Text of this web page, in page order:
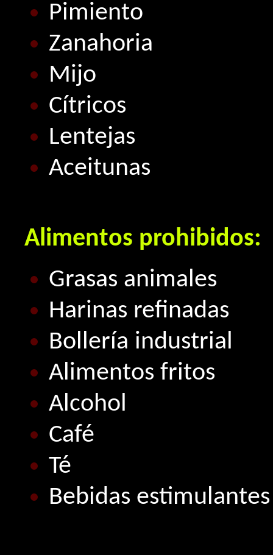
Pimiento
Zanahoria
Mijo
Cítricos
Lentejas
Aceitunas
Alimentos prohibidos:
Grasas animales
Harinas refinadas
Bollería industrial
Alimentos fritos
Alcohol
Café
Té
Bebidas estimulantes